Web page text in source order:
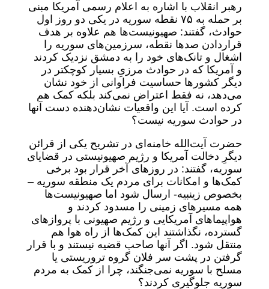
رهبر انقلاب با اشاره به اعلام رسمی آمریکا مبنی
بر حمله به ۷۵ نقطه سوریه در یکی دو روز اول
حوادث، گفتند: صهیونیست‌ها هم علاوه بر هدف
قراردادن صدها نقطه، سرزمین‌های سوریه را
اشغال و تانک‌های خود را به دمشق نزدیک کردند
و آمریکا که در حوادث مرزیِ بسیار کوچکتر در
دیگر کشورها حساسیت فراوانی از خود نشان
می‌دهد، نه فقط اعتراض نمی‌کند بلکه کمک هم
کرده است. آیا این واقعیات نشان‌دهنده دست آنها
در حوادث سوریه نیست؟
حضرت آیت‌الله خامنه‌ای در تشریح یکی از قرائن
دیگرِ دخالت آمریکا و رژیم صهیونیستی در قضایای
سوریه، گفتند: در روزهای آخر قرار بود برخی
کمک‌ها و امکانات برای مردم یک منطقه سوریه –
بخصوص زینبیه- ارسال شود اما صهیونیست‌ها
همه مسیرهای زمینی را مسدود کردند و
هواپیماهای آمریکایی و رژیم صهیونی با پروازهای
گسترده، نگذاشتند این کمک‌ها از راه هوا هم
منتقل شود. اگر آنها صاحب قضیه نیستند و با قرار
گرفتن در پشت سر فلان گروه تروریستی یا
مسلح با سوریه نمی‌جنگند، چرا از کمک به مردم
سوریه جلوگیری کردند؟